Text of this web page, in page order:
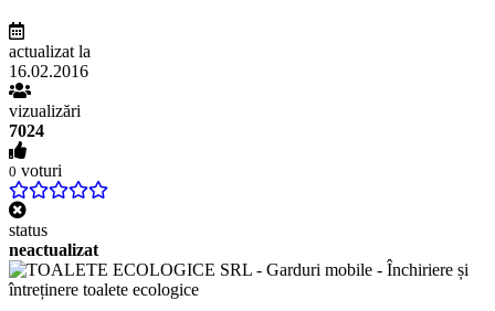
actualizat la
16.02.2016
vizualizări
7024
0 voturi
status
neactualizat